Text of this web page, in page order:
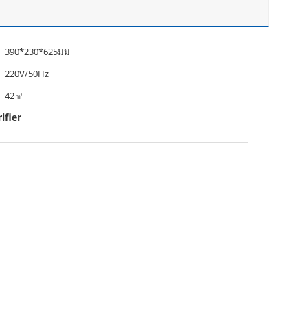
390*230*625มม
220V/50Hz
42㎡